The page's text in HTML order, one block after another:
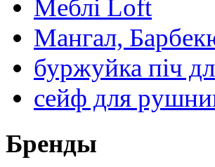
Меблі Loft
Мангал,
буржуйка піч
сейф для
Бренды